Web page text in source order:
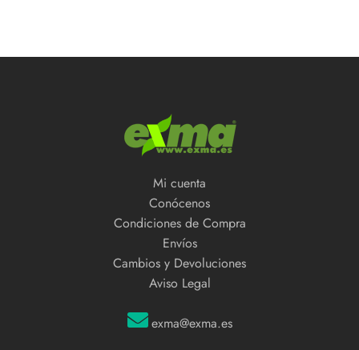
Mi cuenta
Conócenos
Condiciones de Compra
Envíos
Cambios y Devoluciones
Aviso Legal
exma@exma.es